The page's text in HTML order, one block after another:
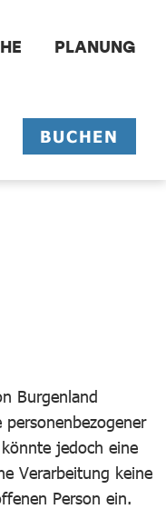
PLANUNG
BUCHEN
Burgenland
jedoch eine
Verarbeitung keine
Person ein.